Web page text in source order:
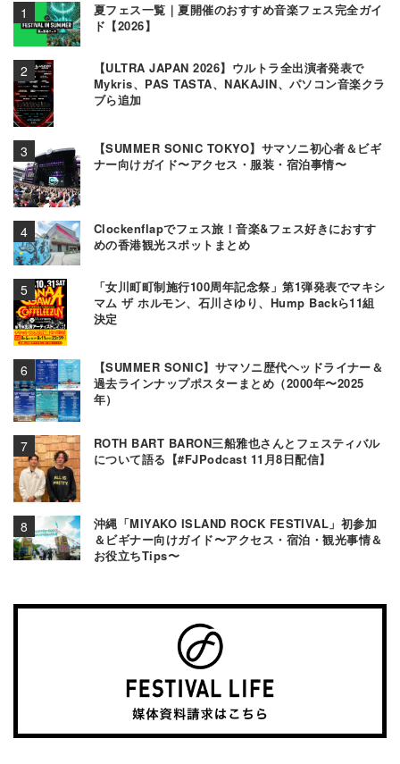
夏フェス一覧｜夏開催のおすすめ音楽フェス完全ガイ
ド【2026】
【ULTRA JAPAN 2026】ウルトラ全出演者発表で
Mykris、PAS TASTA、NAKAJIN、パソコン音楽クラ
ブら追加
【SUMMER SONIC TOKYO】サマソニ初心者＆ビギ
ナー向けガイド〜アクセス・服装・宿泊事情〜
Clockenflapでフェス旅！音楽&フェス好きにおすす
めの香港観光スポットまとめ
「女川町町制施行100周年記念祭」第1弾発表でマキシ
マム ザ ホルモン、石川さゆり、Hump Backら11組
決定
【SUMMER SONIC】サマソニ歴代ヘッドライナー＆
過去ラインナップポスターまとめ（2000年〜2025
年）
ROTH BART BARON三船雅也さんとフェスティバル
について語る【#FJPodcast 11月8日配信】
沖縄「MIYAKO ISLAND ROCK FESTIVAL」初参加
＆ビギナー向けガイド〜アクセス・宿泊・観光事情＆
お役立ちTips〜